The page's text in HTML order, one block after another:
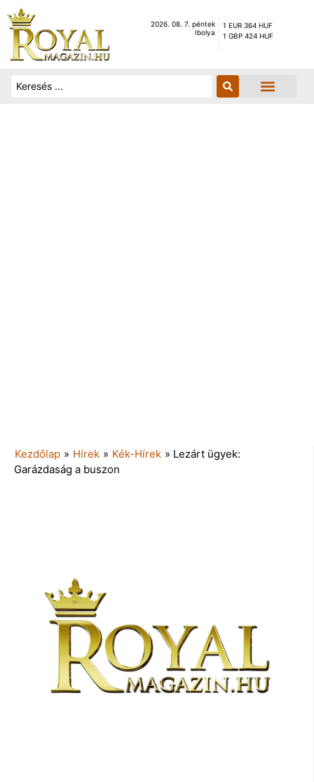
2026. 08. 7. péntek
Ibolya
1 EUR 364 HUF
1 GBP 424 HUF
Kezdőlap » Hírek » Kék-Hírek » Lezárt ügyek:
Garázdaság a buszon